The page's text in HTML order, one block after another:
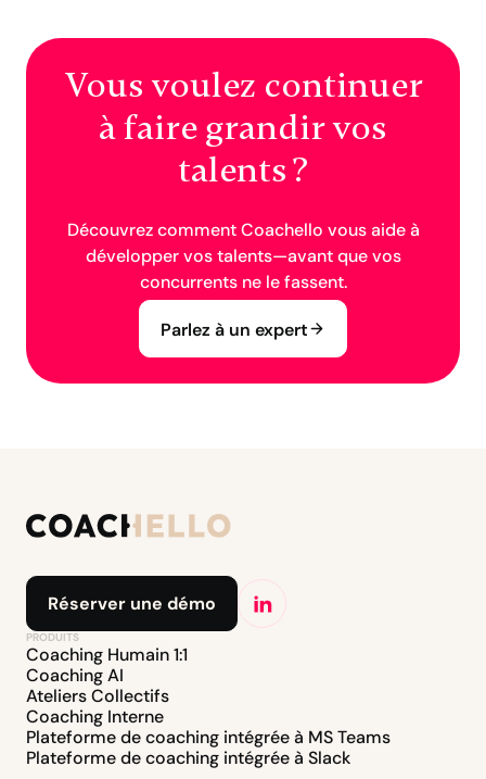
Vous voulez continuer
à faire grandir vos
talents ?
Découvrez comment Coachello vous aide à
développer vos talents—avant que vos
concurrents ne le fassent.
Parlez à un expert
Réserver une démo
PRODUITS
Coaching Humain 1:1
Coaching AI
Ateliers Collectifs
Coaching Interne
Plateforme de coaching intégrée à MS Teams
Plateforme de coaching intégrée à Slack